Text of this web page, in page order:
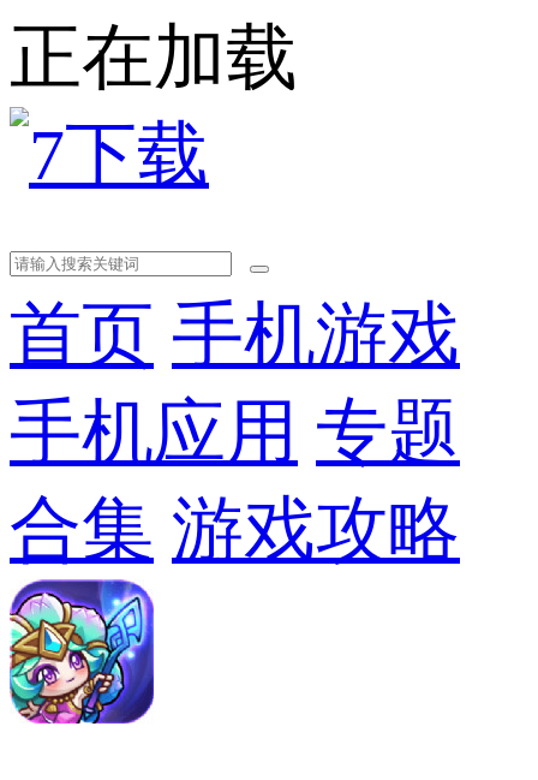
正在加载
首页 手机游戏
手机应用 专题
合集 游戏攻略